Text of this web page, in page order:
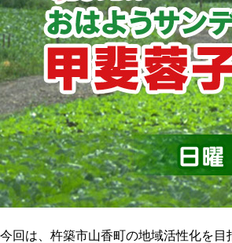
今回は、杵築市山香町の地域活性化を目